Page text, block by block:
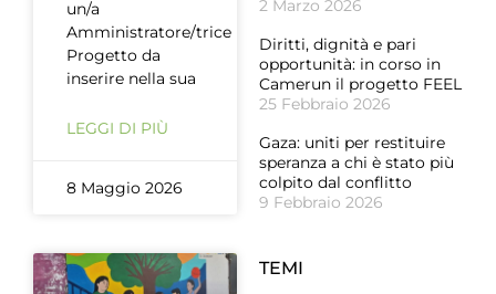
un/a
Amministratore/trice
Progetto da
inserire nella sua
LEGGI DI PIÙ
8 Maggio 2026
2 Marzo 2026
Diritti, dignità e pari
opportunità: in corso in
Camerun il progetto FEEL
25 Febbraio 2026
Gaza: uniti per restituire
speranza a chi è stato più
colpito dal conflitto
9 Febbraio 2026
TEMI